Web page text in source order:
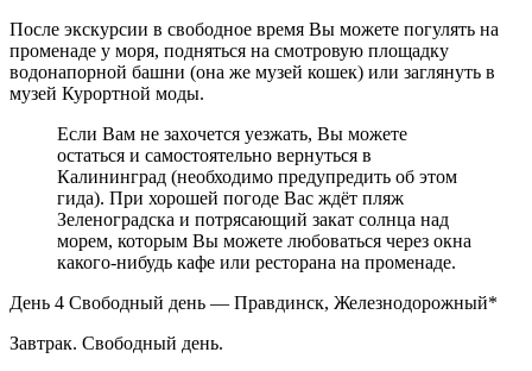
После экскурсии в свободное время Вы можете погулять на
променаде у моря, подняться на смотровую площадку
водонапорной башни (она же музей кошек) или заглянуть в
музей Курортной моды.
Если Вам не захочется уезжать, Вы можете
остаться и самостоятельно вернуться в
Калининград (необходимо предупредить об этом
гида). При хорошей погоде Вас ждёт пляж
Зеленоградска и потрясающий закат солнца над
морем, которым Вы можете любоваться через окна
какого-нибудь кафе или ресторана на променаде.
День 4 Свободный день — Правдинск, Железнодорожный*
Завтрак. Свободный день.